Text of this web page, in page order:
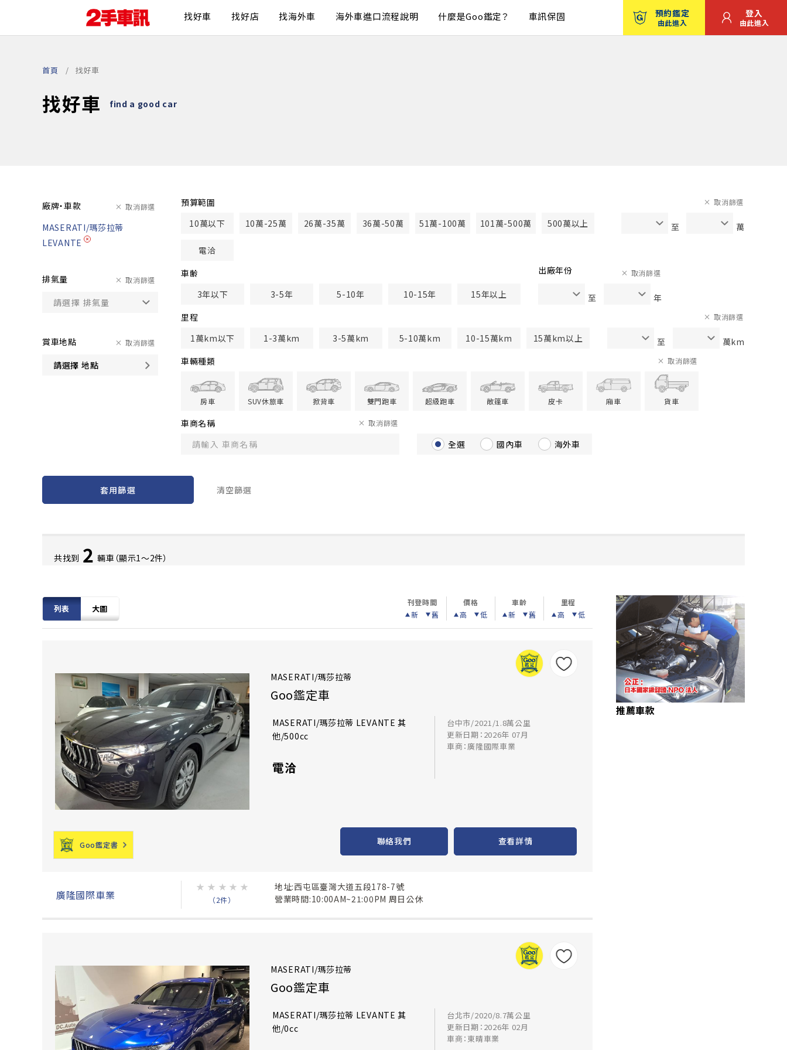
找好車 找好店 找海外車 海外車進口流程說明 什麼是Goo鑑定？ 車訊保固 預約鑑定
由此進入
登入
由此進入
首頁 找好車
找好車 find a good car
廠牌・車款 取消篩選
MASERATI/瑪莎拉蒂
LEVANTE
排氣量 取消篩選
賞車地點
請選擇 地點
取消篩選
預算範圍
10萬以下
10萬-25萬 26萬-35萬 36萬-50萬 51萬-100萬 101萬-500萬 500萬以上
電洽
至 萬
取消篩選
車齢
3年以下
3-5年 5-10年 10-15年 15年以上
出廠年份
至 年
取消篩選
里程
1萬km以下
1-3萬km 3-5萬km 5-10萬km 10-15萬km 15萬km以上 至 萬km
取消篩選
車輛種類
房車 SUV休旅車 掀背車 雙門跑車 超級跑車 敞篷車 皮卡 廂車 貨車
取消篩選
車商名稱 取消篩選
全選 國內車 海外車
套用篩選 清空篩選
共找到 2 輛車（顯示1〜2件）
列表 大圖
刊登時間
新
舊
價格
高
低
車齡
新
舊
里程
高
低
MASERATI/瑪莎拉蒂
Goo鑑定車
MASERATI/瑪莎拉蒂 LEVANTE 其
他/500cc
電洽
台中市/2021/1.8萬公里
更新日期：2026年 07月
車商：廣隆國際車業
Goo鑑定書 聯絡我們 查看詳情
廣隆國際車業
★ ★ ★ ★ ★
（2件）
地址:西屯區臺灣大道五段178-7號
營業時間:10:00AM~21:00PM 周日公休
MASERATI/瑪莎拉蒂
Goo鑑定車
MASERATI/瑪莎拉蒂 LEVANTE 其
他/0cc
台北市/2020/8.7萬公里
更新日期：2026年 02月
車商：東晴車業
推薦車款